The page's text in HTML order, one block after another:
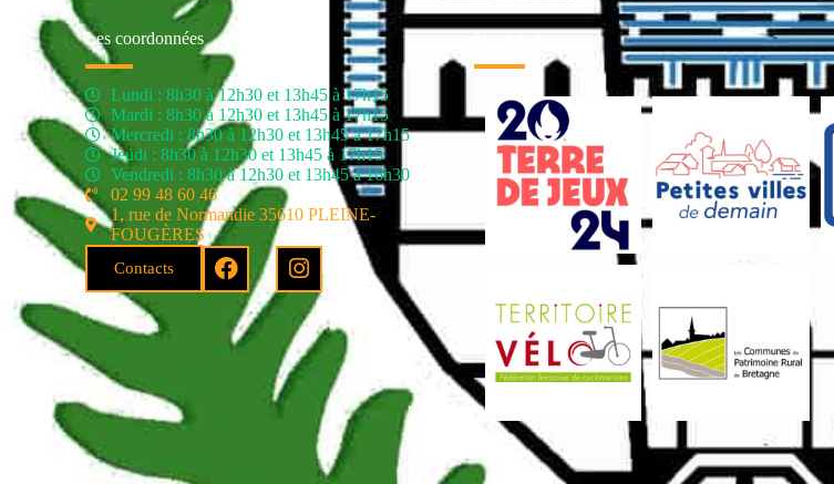
Les coordonnées
Lundi : 8h30 à 12h30 et 13h45 à 17h15
Mardi : 8h30 à 12h30 et 13h45 à 17h15
Mercredi : 8h30 à 12h30 et 13h45 à 17h15
Jeudi : 8h30 à 12h30 et 13h45 à 17h15
Vendredi : 8h30 à 12h30 et 13h45 à 16h30
02 99 48 60 46
1, rue de Normandie 35610 PLEINE-
FOUGÈRES
Contacts